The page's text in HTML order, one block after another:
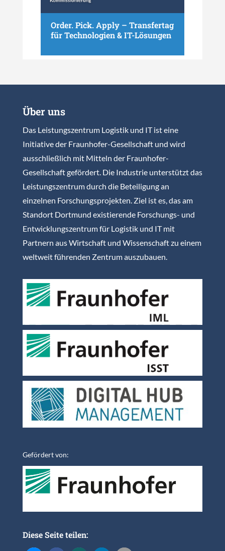
Order. Pick. Apply – Transfertag
für Technologien & IT-Lösungen
Über uns
Das Leistungszentrum Logistik und IT ist eine
Initiative der Fraunhofer-Gesellschaft und wird
ausschließlich mit Mitteln der Fraunhofer-
Gesellschaft gefördert. Die Industrie unterstützt das
Leistungszentrum durch die Beteiligung an
einzelnen Forschungsprojekten. Ziel ist es, das am
Standort Dortmund existierende Forschungs- und
Entwicklungszentrum für Logistik und IT mit
Partnern aus Wirtschaft und Wissenschaft zu einem
weltweit führenden Zentrum auszubauen.
Gefördert von:
Diese Seite teilen: